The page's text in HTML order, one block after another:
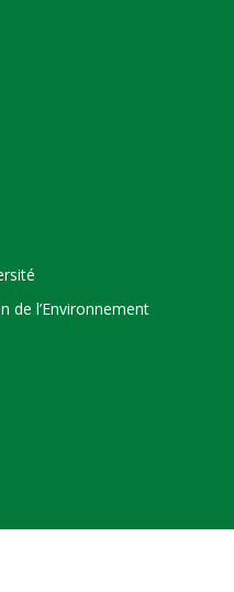
de l’Environnement